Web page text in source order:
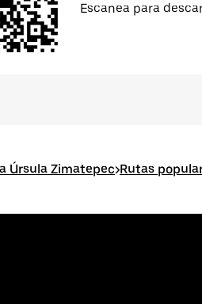
Escanea para
Úrsula Zimatepec>Rutas